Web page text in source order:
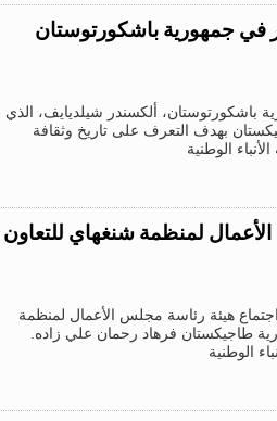
في جمهورية باشكورتوستان
باشكورتوستان، ألكسندر شيلديايف، الذي
بهدف التعرف على تاريخ وثقافة
الوطنية
لمنظمة شنغهاي للتعاون
اجتماع هيئة رئاسة مجلس الأعمال لمنظمة
طاجيكستان فرهاد رحمان علي زاده.
الوطنية